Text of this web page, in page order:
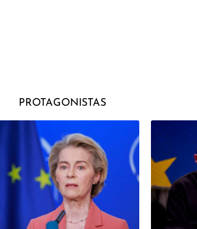
PROTAGONISTAS